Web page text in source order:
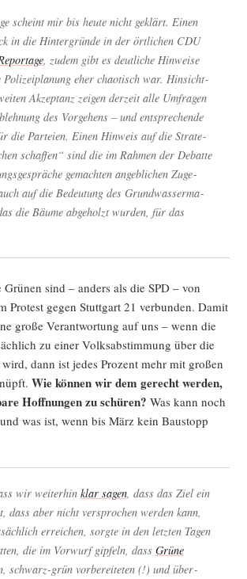
scheint mir bis heu­te nicht geklärt. Einen
in die Hin­ter­grün­de in der ört­li­chen CDU
, zudem gibt es deut­li­che Hin­wei­se
Poli­zei­pla­nung eher chao­tisch war. Hin­sicht­
Akzep­tanz zei­gen der­zeit alle Umfra­gen
des Vor­ge­hens – und ent­spre­chen­de
die Par­tei­en. Einen Hin­weis auf die Stra­te­
schaf­fen“ sind die im Rah­men der Debat­te
gemach­ten angeb­li­chen Zuge­
auf die Bedeu­tung des Grund­was­ser­ma­
die Bäu­me abge­holzt wur­den, für das
sind – anders als die SPD – von
Pro­test gegen Stutt­gart 21 ver­bun­den. Damit
gro­ße Ver­ant­wor­tung auf uns – wenn die
zu einer Volks­ab­stim­mung über die
dann ist jedes Pro­zent mehr mit gro­ßen
Wie kön­nen wir dem gerecht wer­den,
Hoff­nun­gen zu schü­ren? Was kann noch
was ist, wenn bis März kein Bau­stopp
wir wei­ter­hin klar sagen, dass das Ziel ein
dass aber nicht ver­spro­chen wer­den kann,
errei­chen, sorg­te in den letz­ten Tagen
die im Vor­wurf gip­feln, dass Grü­ne
schwarz-grün vor­be­rei­te­ten (!) und über­